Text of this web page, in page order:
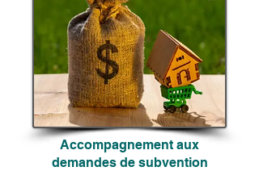
Accompagnement aux
demandes de subvention